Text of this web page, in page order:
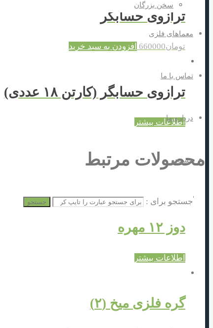
سخن بزرگان
معماهای فلزی
تماس با ما
درباره ما
جستجو
جستجو برای : جستجو
ترازوی حسابگر
تومان660000 افزودن به سبد خرید
ترازوی حسابگر (کارتن ۱۸ عددی)
اطلاعات بیشتر
محصولات مرتبط
دوز ۱۲ مهره
اطلاعات بیشتر
گره فلزی میخ (۲)